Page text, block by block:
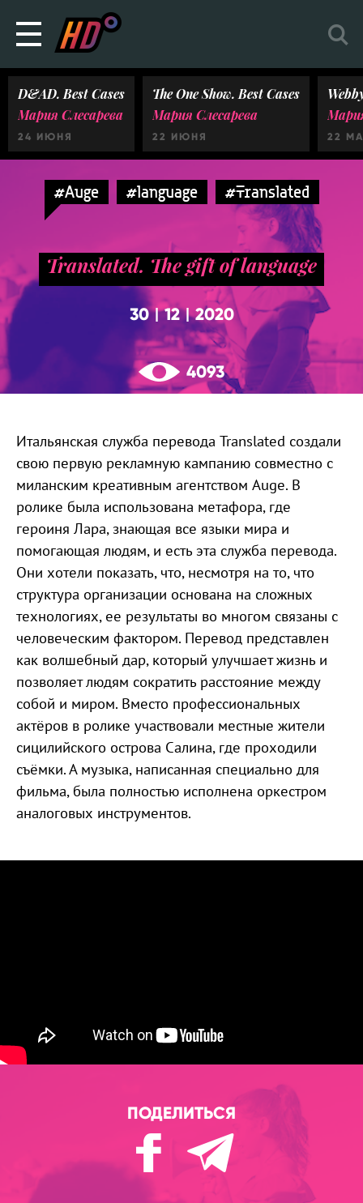
D&AD. Best Cases
Мария Слесарева
24 ИЮНЯ
The One Show. Best Cases
Мария Слесарева
22 ИЮНЯ 22
#Auge #language #Translated
Translated. The gift of language
30|12|2020
4093
Итальянская служба перевода Translated создали
свою первую рекламную кампанию совместно с
миланским креативным агентством Auge. В
ролике была использована метафора, где
героиня Лара, знающая все языки мира и
помогающая людям, и есть эта служба перевода.
Они хотели показать, что, несмотря на то, что
структура организации основана на сложных
технологиях, ее результаты во многом связаны с
человеческим фактором. Перевод представлен
как волшебный дар, который улучшает жизнь и
позволяет людям сократить расстояние между
собой и миром. Вместо профессиональных
актёров в ролике участвовали местные жители
сицилийского острова Салина, где проходили
съёмки. А музыка, написанная специально для
фильма, была полностью исполнена оркестром
аналоговых инструментов.
ПОДЕЛИТЬСЯ